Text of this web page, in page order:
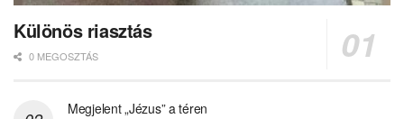
Különös riasztás
0 MEGOSZTÁS
Megjelent „Jézus” a téren